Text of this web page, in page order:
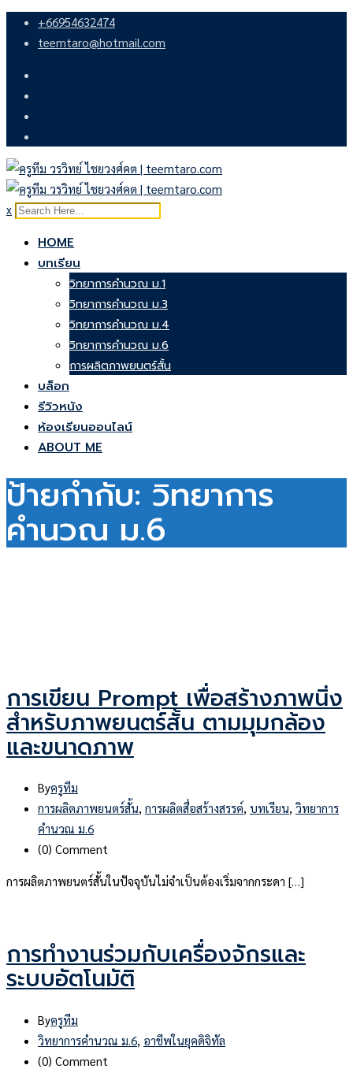
Skip
+66954632474
teemtaro@hotmail.com
x
HOME
บทเรียน
วิทยาการคำนวณ ม.1
วิทยาการคำนวณ ม.3
วิทยาการคำนวณ ม.4
วิทยาการคำนวณ ม.6
การผลิตภาพยนตร์สั้น
บล็อก
รีวิวหนัง
ห้องเรียนออนไลน์
ABOUT ME
ป้ายกำกับ:วิทยาการ
คำนวณ ม.6
การเขียน Prompt เพื่อสร้างภาพนิ่ง
สำหรับภาพยนตร์สั้น ตามมุมกล้อง
และขนาดภาพ
Byครูทีม
การผลิตภาพยนตร์สั้น, การผลิตสื่อสร้างสรรค์, บทเรียน, วิทยาการ
คำนวณ ม.6
(0) Comment
การผลิตภาพยนตร์สั้นในปัจจุบันไม่จำเป็นต้องเริ่มจากกระดา […]
การทำงานร่วมกับเครื่องจักรและ
ระบบอัตโนมัติ
Byครูทีม
วิทยาการคำนวณ ม.6 อาชีพในยุคดิจิทัล
(0) Comment